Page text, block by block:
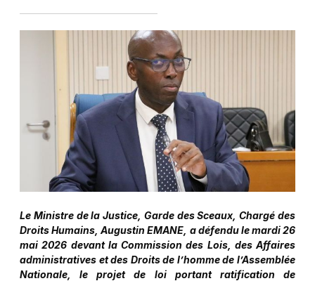
Le Ministre de la Justice, Garde des Sceaux, Chargé des
Droits Humains, Augustin EMANE, a défendu le mardi 26
mai 2026 devant la Commission des Lois, des Affaires
administratives et des Droits de l’homme de l’Assemblée
Nationale, le projet de loi portant ratification de